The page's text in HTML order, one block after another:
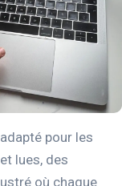
pour les
lues, des
où chaque